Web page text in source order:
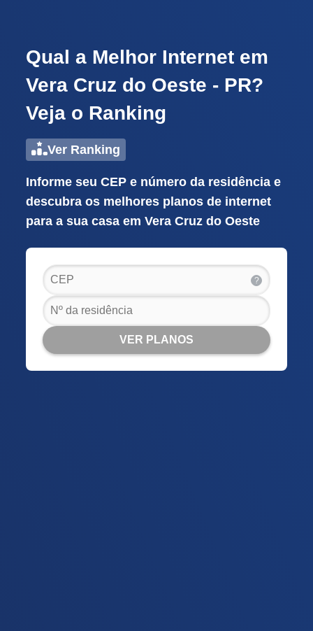
Qual a Melhor Internet em
Vera Cruz do Oeste - PR?
Veja o Ranking
Ver Ranking
Informe seu CEP e número da residência e
descubra os melhores planos de internet
para a sua casa em Vera Cruz do Oeste
?
VER PLANOS